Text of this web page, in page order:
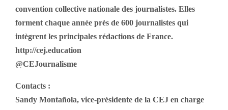
convention collective nationale des journalistes. Elles
forment chaque année près de 600 journalistes qui
intègrent les principales rédactions de France.
http://cej.education
@CEJournalisme
Contacts :
Sandy Montañola, vice-présidente de la CEJ en charge